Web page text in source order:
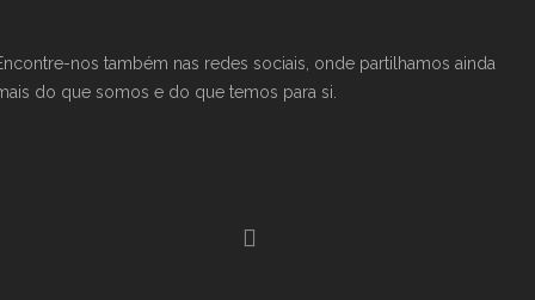
nos também nas redes sociais, onde partilhamos ainda
do que somos e do que temos para si.